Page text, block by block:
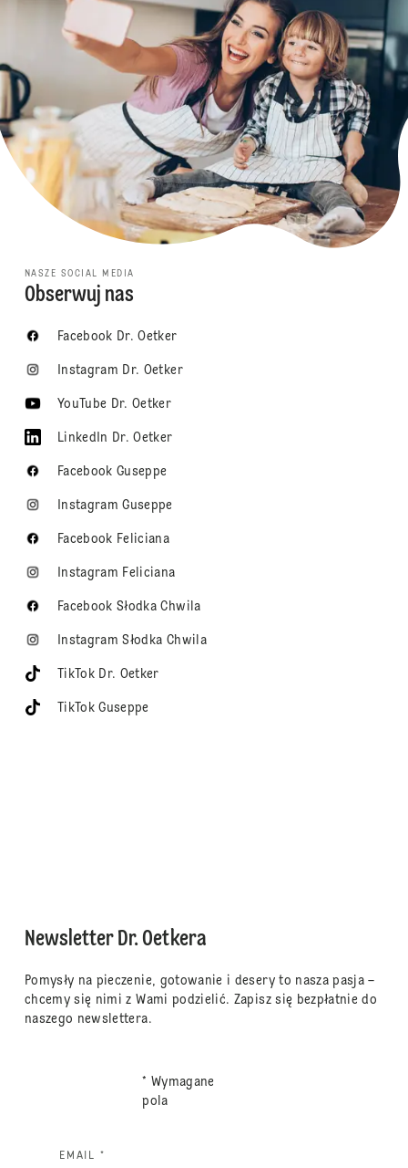
NASZE SOCIAL MEDIA
Obserwuj nas
Facebook Dr. Oetker
Instagram Dr. Oetker
YouTube Dr. Oetker
LinkedIn Dr. Oetker
Facebook Guseppe
Instagram Guseppe
Facebook Feliciana
Instagram Feliciana
Facebook Słodka Chwila
Instagram Słodka Chwila
TikTok Dr. Oetker
TikTok Guseppe
Newsletter Dr. Oetkera
Pomysły na pieczenie, gotowanie i desery to nasza pasja –
chcemy się nimi z Wami podzielić. Zapisz się bezpłatnie do
naszego newslettera.
* Wymagane
pola
EMAIL *